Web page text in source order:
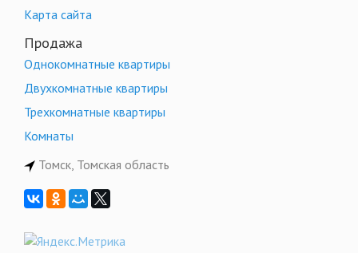
Карта сайта
Продажа
Однокомнатные квартиры
Двухкомнатные квартиры
Трехкомнатные квартиры
Комнаты
Томск, Томская область